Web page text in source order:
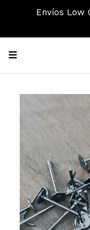
Envíos Low